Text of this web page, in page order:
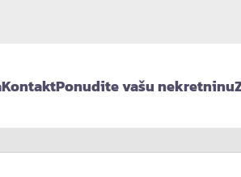
KontaktPonudite vašu nekretninu